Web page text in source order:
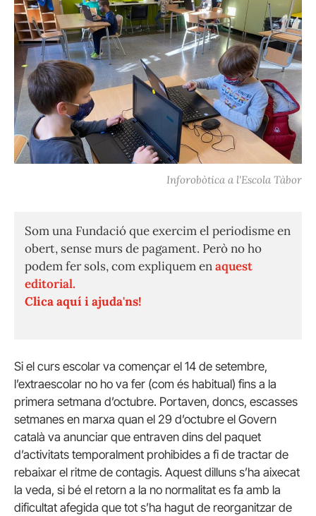
Inforobòtica a l'Escola Tàbor
Som una Fundació que exercim el periodisme en
obert, sense murs de pagament. Però no ho
podem fer sols, com expliquem enaquest
editorial.
Clica aquí i ajuda'ns!
Si el curs escolar va començar el 14 de setembre,
l’extraescolar no ho va fer (com és habitual) fins a la
primera setmana d’octubre. Portaven, doncs, escasses
setmanes en marxa quan el 29 d’octubre el Govern
català va anunciar que entraven dins del paquet
d’activitats temporalment prohibides a fi de tractar de
rebaixar el ritme de contagis. Aquest dilluns s’ha aixecat
la veda, si bé el retorn a la no normalitat es fa amb la
dificultat afegida que tot s’ha hagut de reorganitzar de